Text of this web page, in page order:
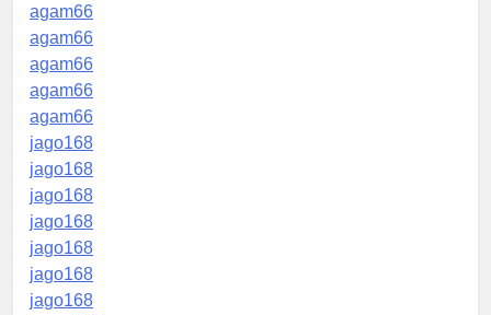
agam66
agam66
agam66
agam66
agam66
jago168
jago168
jago168
jago168
jago168
jago168
jago168